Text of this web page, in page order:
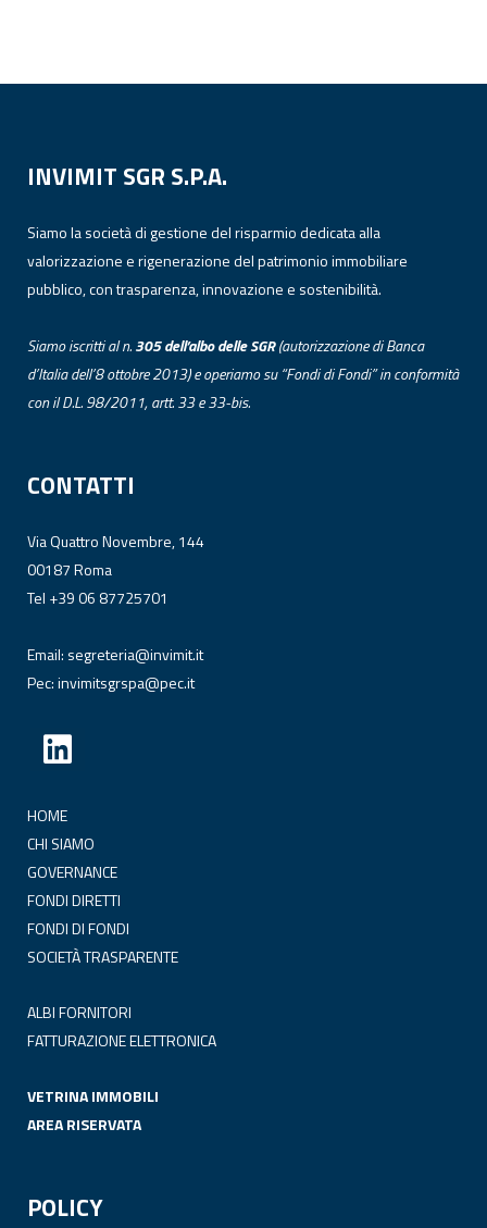
INVIMIT SGR S.P.A.
Siamo la società di gestione del risparmio dedicata alla
valorizzazione e rigenerazione del patrimonio immobiliare
pubblico, con trasparenza, innovazione e sostenibilità.
Siamo iscritti al n.305 dell’albodelleSGR(autorizzazione di Banca
d’Italia dell’8 ottobre 2013) e operiamo su “Fondi di Fondi” in conformità
con il D.L. 98/2011, artt. 33 e 33-bis.
CONTATTI
Via Quattro Novembre, 144
00187 Roma
Tel +39 06 87725701
Email: segreteria@invimit.it
Pec:invimitsgrspa@pec.it
HOME
CHI SIAMO
GOVERNANCE
FONDI DIRETTI
FONDI DI FONDI
SOCIETÀ TRASPARENTE
ALBI FORNITORI
FATTURAZIONE ELETTRONICA
VETRINA IMMOBILI
AREA RISERVATA
POLICY